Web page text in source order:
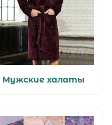
Мужские халаты